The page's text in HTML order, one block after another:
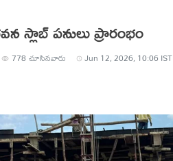
పనులు ప్రారంభం
778 చూసినవారు Jun 12, 2026, 10:06 IST